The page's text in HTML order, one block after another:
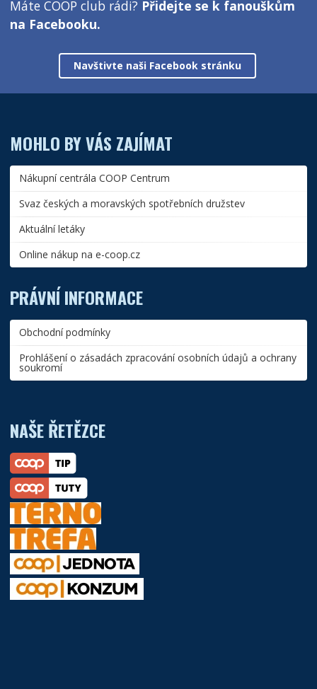
Máte COOP club rádi? Přidejte se k fanouškům
na Facebooku.
Navštivte naši Facebook stránku
MOHLO BY VÁS ZAJÍMAT
Nákupní centrála COOP Centrum
Svaz českých a moravských spotřebních družstev
Aktuální letáky
Online nákup na e-coop.cz
PRÁVNÍ INFORMACE
Obchodní podmínky
Prohlášení o zásadách zpracování osobních údajů a ochrany
soukromí
NAŠE ŘETĚZCE